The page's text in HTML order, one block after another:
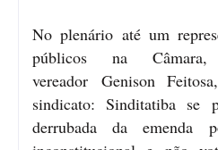
No plenário até um
públicos na
vereador Genison
sindicato: Sinditatiba se
derrubada da emenda